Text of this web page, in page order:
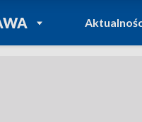
POWRÓT DO
REGIONY